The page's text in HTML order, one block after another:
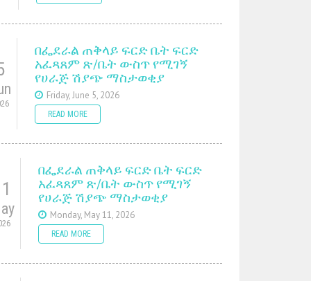
በፌደራል ጠቅላይ ፍርድ ቤት ፍርድ
አፈጻጸም ጽ/ቤት ውስጥ የሚገኝ
የሀራጅ ሽያጭ ማስታወቂያ
Friday, June 5, 2026
READ MORE
በፌደራል ጠቅላይ ፍርድ ቤት ፍርድ
አፈጻጸም ጽ/ቤት ውስጥ የሚገኝ
የሀራጅ ሽያጭ ማስታወቂያ
Monday, May 11, 2026
READ MORE